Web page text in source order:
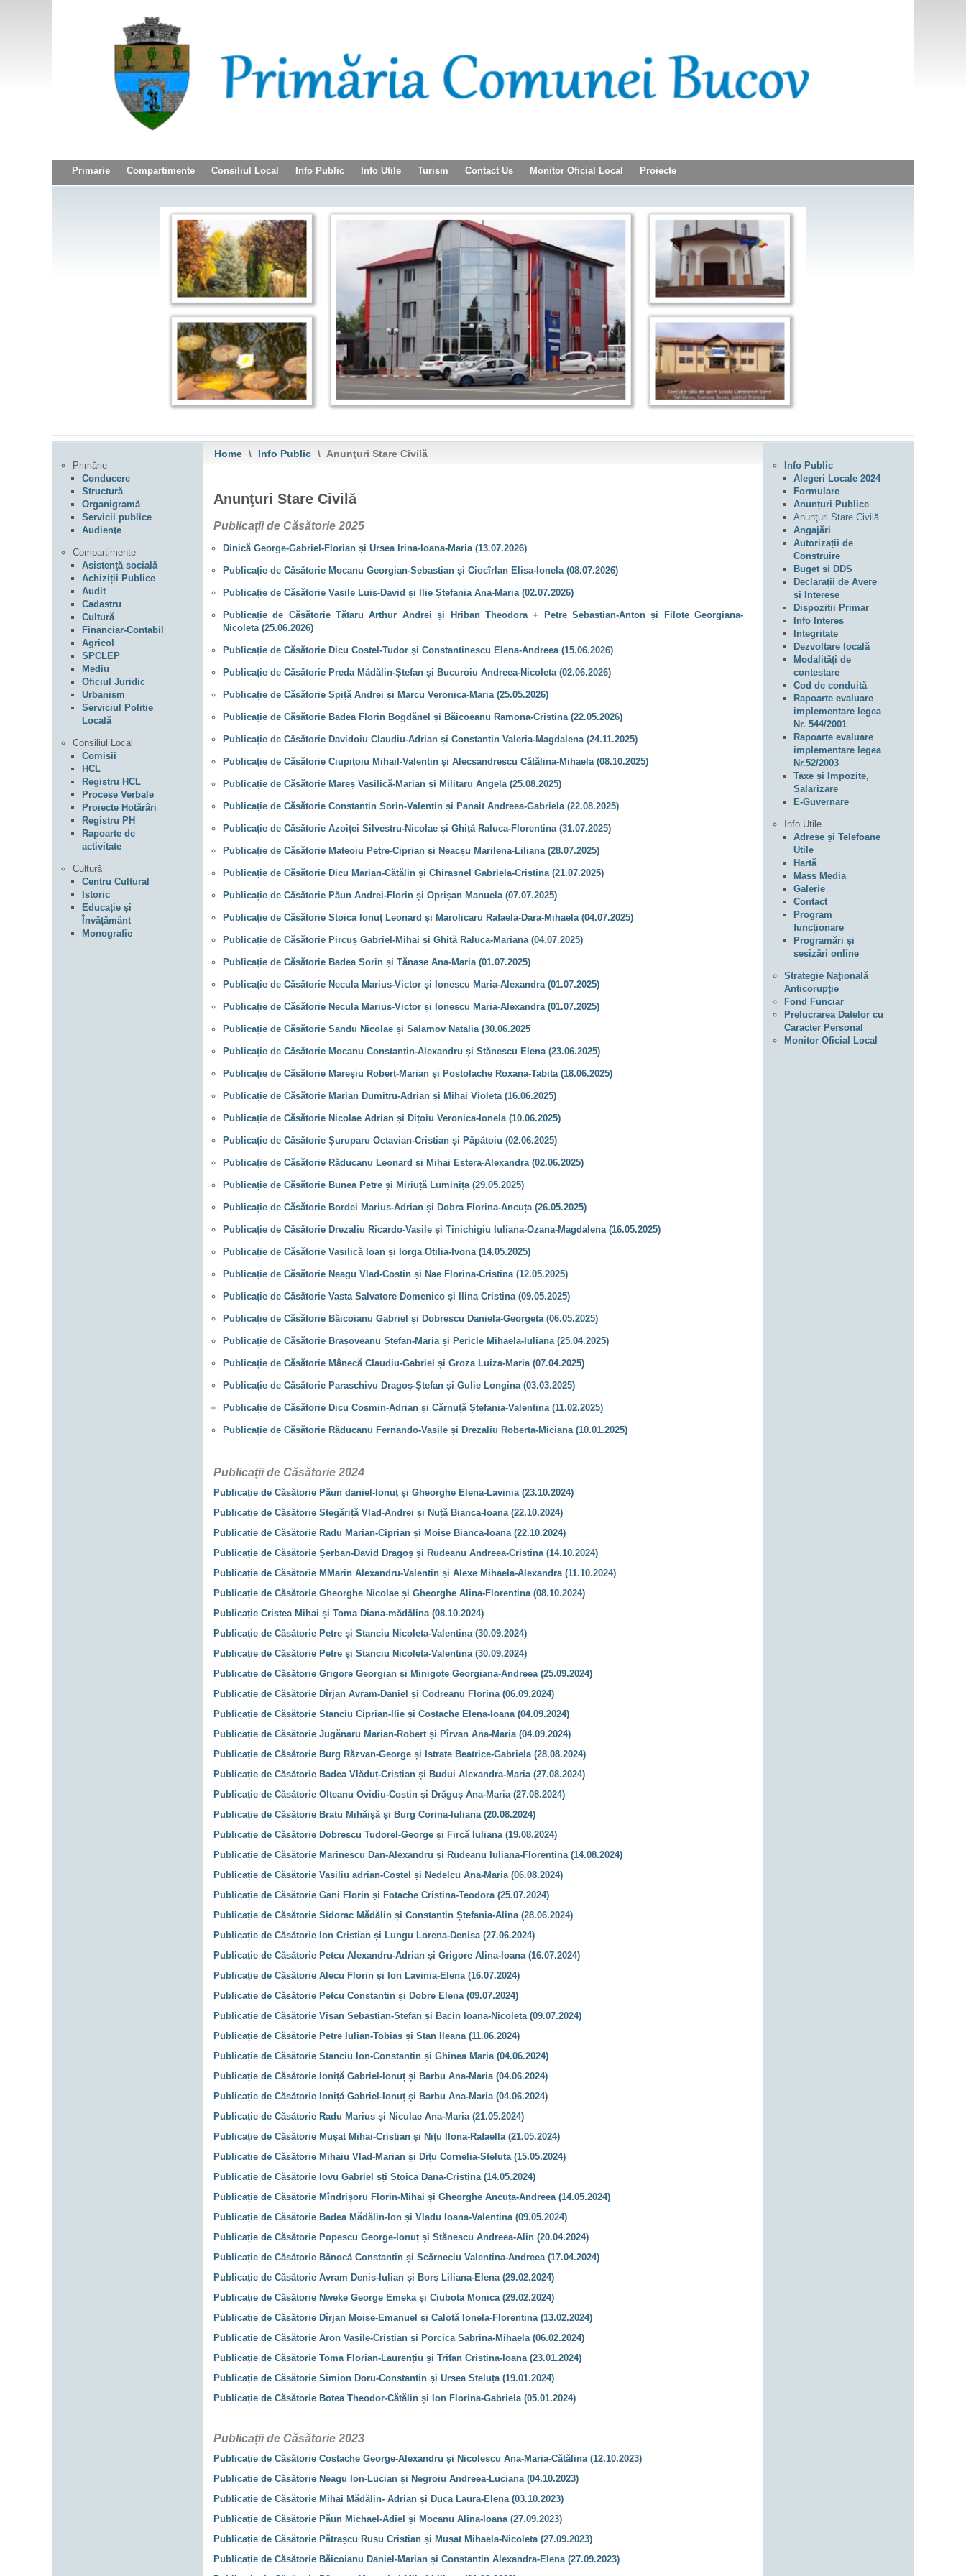
Primarie Compartimente Consiliul Local Info Public Info Utile Turism Contact Us Monitor Oficial Local Proiecte
Home \ Info Public \ Anunţuri Stare Civilă
Anunţuri Stare Civilă
Publicații de Căsătorie 2025
Dinică George-Gabriel-Florian și Ursea Irina-Ioana-Maria (13.07.2026)
Publicație de Căsătorie Mocanu Georgian-Sebastian și Ciocîrlan Elisa-Ionela (08.07.2026)
Publicație de Căsătorie Vasile Luis-David și Ilie Ștefania Ana-Maria (02.07.2026)
Publicație de Căsătorie Tătaru Arthur Andrei și Hriban Theodora + Petre Sebastian-Anton și Filote Georgiana-
Nicoleta (25.06.2026)
Publicație de Căsătorie Dicu Costel-Tudor și Constantinescu Elena-Andreea (15.06.2026)
Publicație de Căsătorie Preda Mădălin-Ștefan și Bucuroiu Andreea-Nicoleta (02.06.2026)
Publicație de Căsătorie Spiță Andrei și Marcu Veronica-Maria (25.05.2026)
Publicație de Căsătorie Badea Florin Bogdănel și Băicoeanu Ramona-Cristina (22.05.2026)
Publicație de Căsătorie Davidoiu Claudiu-Adrian și Constantin Valeria-Magdalena (24.11.2025)
Publicație de Căsătorie Ciupițoiu Mihail-Valentin și Alecsandrescu Cătălina-Mihaela (08.10.2025)
Publicație de Căsătorie Mareș Vasilică-Marian și Militaru Angela (25.08.2025)
Publicație de Căsătorie Constantin Sorin-Valentin și Panait Andreea-Gabriela (22.08.2025)
Publicație de Căsătorie Azoiței Silvestru-Nicolae și Ghiță Raluca-Florentina (31.07.2025)
Publicație de Căsătorie Mateoiu Petre-Ciprian și Neacșu Marilena-Liliana (28.07.2025)
Publicație de Căsătorie Dicu Marian-Cătălin și Chirasnel Gabriela-Cristina (21.07.2025)
Publicație de Căsătorie Păun Andrei-Florin și Oprișan Manuela (07.07.2025)
Publicație de Căsătorie Stoica Ionuț Leonard și Marolicaru Rafaela-Dara-Mihaela (04.07.2025)
Publicație de Căsătorie Pircuș Gabriel-Mihai și Ghiță Raluca-Mariana (04.07.2025)
Publicație de Căsătorie Badea Sorin și Tănase Ana-Maria (01.07.2025)
Publicație de Căsătorie Necula Marius-Victor și Ionescu Maria-Alexandra (01.07.2025)
Publicație de Căsătorie Necula Marius-Victor și Ionescu Maria-Alexandra (01.07.2025)
Publicație de Căsătorie Sandu Nicolae și Salamov Natalia (30.06.2025
Publicație de Căsătorie Mocanu Constantin-Alexandru și Stănescu Elena (23.06.2025)
Publicație de Căsătorie Mareșiu Robert-Marian și Postolache Roxana-Tabita (18.06.2025)
Publicație de Căsătorie Marian Dumitru-Adrian și Mihai Violeta (16.06.2025)
Publicație de Căsătorie Nicolae Adrian și Dițoiu Veronica-Ionela (10.06.2025)
Publicație de Căsătorie Șuruparu Octavian-Cristian și Păpătoiu (02.06.2025)
Publicație de Căsătorie Răducanu Leonard și Mihai Estera-Alexandra (02.06.2025)
Publicație de Căsătorie Bunea Petre și Miriuță Luminița (29.05.2025)
Publicație de Căsătorie Bordei Marius-Adrian și Dobra Florina-Ancuța (26.05.2025)
Publicație de Căsătorie Drezaliu Ricardo-Vasile și Tinichigiu Iuliana-Ozana-Magdalena (16.05.2025)
Publicație de Căsătorie Vasilică Ioan și Iorga Otilia-Ivona (14.05.2025)
Publicație de Căsătorie Neagu Vlad-Costin și Nae Florina-Cristina (12.05.2025)
Publicație de Căsătorie Vasta Salvatore Domenico și Ilina Cristina (09.05.2025)
Publicație de Căsătorie Băicoianu Gabriel și Dobrescu Daniela-Georgeta (06.05.2025)
Publicație de Căsătorie Brașoveanu Ștefan-Maria și Pericle Mihaela-Iuliana (25.04.2025)
Publicație de Căsătorie Mânecă Claudiu-Gabriel și Groza Luiza-Maria (07.04.2025)
Publicație de Căsătorie Paraschivu Dragoș-Ștefan și Gulie Longina (03.03.2025)
Publicație de Căsătorie Dicu Cosmin-Adrian și Cărnuță Ștefania-Valentina (11.02.2025)
Publicație de Căsătorie Răducanu Fernando-Vasile și Drezaliu Roberta-Miciana (10.01.2025)
Publicații de Căsătorie 2024
Publicație de Căsătorie Păun daniel-Ionuț și Gheorghe Elena-Lavinia (23.10.2024)
Publicație de Căsătorie Stegăriță Vlad-Andrei și Nuță Bianca-Ioana (22.10.2024)
Publicație de Căsătorie Radu Marian-Ciprian și Moise Bianca-Ioana (22.10.2024)
Publicație de Căsătorie Șerban-David Dragoș și Rudeanu Andreea-Cristina (14.10.2024)
Publicație de Căsătorie MMarin Alexandru-Valentin și Alexe Mihaela-Alexandra (11.10.2024)
Publicație de Căsătorie Gheorghe Nicolae și Gheorghe Alina-Florentina (08.10.2024)
Publicație Cristea Mihai și Toma Diana-mădălina (08.10.2024)
Publicație de Căsătorie Petre și Stanciu Nicoleta-Valentina (30.09.2024)
Publicație de Căsătorie Petre și Stanciu Nicoleta-Valentina (30.09.2024)
Publicație de Căsătorie Grigore Georgian și Minigote Georgiana-Andreea (25.09.2024)
Publicație de Căsătorie Dîrjan Avram-Daniel și Codreanu Florina (06.09.2024)
Publicație de Căsătorie Stanciu Ciprian-Ilie și Costache Elena-Ioana (04.09.2024)
Publicație de Căsătorie Jugănaru Marian-Robert și Pîrvan Ana-Maria (04.09.2024)
Publicație de Căsătorie Burg Răzvan-George și Istrate Beatrice-Gabriela (28.08.2024)
Publicație de Căsătorie Badea Vlăduț-Cristian și Budui Alexandra-Maria (27.08.2024)
Publicație de Căsătorie Olteanu Ovidiu-Costin și Drăguș Ana-Maria (27.08.2024)
Publicație de Căsătorie Bratu Mihăișă și Burg Corina-Iuliana (20.08.2024)
Publicație de Căsătorie Dobrescu Tudorel-George și Fircă Iuliana (19.08.2024)
Publicație de Căsătorie Marinescu Dan-Alexandru și Rudeanu Iuliana-Florentina (14.08.2024)
Publicație de Căsătorie Vasiliu adrian-Costel și Nedelcu Ana-Maria (06.08.2024)
Publicație de Căsătorie Gani Florin și Fotache Cristina-Teodora (25.07.2024)
Publicație de Căsătorie Sidorac Mădălin și Constantin Ștefania-Alina (28.06.2024)
Publicație de Căsătorie Ion Cristian și Lungu Lorena-Denisa (27.06.2024)
Publicație de Căsătorie Petcu Alexandru-Adrian și Grigore Alina-Ioana (16.07.2024)
Publicație de Căsătorie Alecu Florin și Ion Lavinia-Elena (16.07.2024)
Publicație de Căsătorie Petcu Constantin și Dobre Elena (09.07.2024)
Publicație de Căsătorie Vișan Sebastian-Ștefan și Bacin Ioana-Nicoleta (09.07.2024)
Publicație de Căsătorie Petre Iulian-Tobias și Stan Ileana (11.06.2024)
Publicație de Căsătorie Stanciu Ion-Constantin și Ghinea Maria (04.06.2024)
Publicație de Căsătorie Ioniță Gabriel-Ionuț și Barbu Ana-Maria (04.06.2024)
Publicație de Căsătorie Ioniță Gabriel-Ionuț și Barbu Ana-Maria (04.06.2024)
Publicație de Căsătorie Radu Marius și Niculae Ana-Maria (21.05.2024)
Publicație de Căsătorie Mușat Mihai-Cristian și Nițu Ilona-Rafaella (21.05.2024)
Publicație de Căsătorie Mihaiu Vlad-Marian și Dițu Cornelia-Steluța (15.05.2024)
Publicație de Căsătorie Iovu Gabriel șți Stoica Dana-Cristina (14.05.2024)
Publicație de Căsătorie Mîndrișoru Florin-Mihai și Gheorghe Ancuța-Andreea (14.05.2024)
Publicație de Căsătorie Badea Mădălin-Ion și Vladu Ioana-Valentina (09.05.2024)
Publicație de Căsătorie Popescu George-Ionuț și Stănescu Andreea-Alin (20.04.2024)
Publicație de Căsătorie Bănocă Constantin și Scărneciu Valentina-Andreea (17.04.2024)
Publicație de Căsătorie Avram Denis-Iulian și Borș Liliana-Elena (29.02.2024)
Publicație de Căsătorie Nweke George Emeka și Ciubota Monica (29.02.2024)
Publicație de Căsătorie Dîrjan Moise-Emanuel și Calotă Ionela-Florentina (13.02.2024)
Publicație de Căsătorie Aron Vasile-Cristian și Porcica Sabrina-Mihaela (06.02.2024)
Publicație de Căsătorie Toma Florian-Laurențiu și Trifan Cristina-Ioana (23.01.2024)
Publicație de Căsătorie Simion Doru-Constantin și Ursea Steluța (19.01.2024)
Publicație de Căsătorie Botea Theodor-Cătălin și Ion Florina-Gabriela (05.01.2024)
Publicații de Căsătorie 2023
Publicație de Căsătorie Costache George-Alexandru și Nicolescu Ana-Maria-Cătălina (12.10.2023)
Publicație de Căsătorie Neagu Ion-Lucian și Negroiu Andreea-Luciana (04.10.2023)
Publicație de Căsătorie Mihai Mădălin- Adrian și Duca Laura-Elena (03.10.2023)
Publicație de Căsătorie Păun Michael-Adiel și Mocanu Alina-Ioana (27.09.2023)
Publicație de Căsătorie Pătrașcu Rusu Cristian și Mușat Mihaela-Nicoleta (27.09.2023)
Publicație de Căsătorie Băicoianu Daniel-Marian și Constantin Alexandra-Elena (27.09.2023)
Primărie
Conducere
Structură
Organigramă
Servicii publice
Audienţe
Compartimente
Asistenţă socială
Achiziții Publice
Audit
Cadastru
Cultură
Financiar-Contabil
Agricol
SPCLEP
Mediu
Oficiul Juridic
Urbanism
Serviciul Poliție
Locală
Consiliul Local
Comisii
HCL
Registru HCL
Procese Verbale
Proiecte Hotărâri
Registru PH
Rapoarte de
activitate
Cultură
Centru Cultural
Istoric
Educație și
Învățământ
Monografie
Info Public
Alegeri Locale 2024
Formulare
Anunțuri Publice
Anunţuri Stare Civilă
Angajări
Autorizații de
Construire
Buget si DDS
Declarații de Avere
și Interese
Dispoziții Primar
Info Interes
Integritate
Dezvoltare locală
Modalități de
contestare
Cod de conduită
Rapoarte evaluare
implementare legea
Nr. 544/2001
Rapoarte evaluare
implementare legea
Nr.52/2003
Taxe și Impozite,
Salarizare
E-Guvernare
Info Utile
Adrese și Telefoane
Utile
Hartă
Mass Media
Galerie
Contact
Program
funcționare
Programări și
sesizări online
Strategie Naţională
Anticorupţie
Fond Funciar
Prelucrarea Datelor cu
Caracter Personal
Monitor Oficial Local